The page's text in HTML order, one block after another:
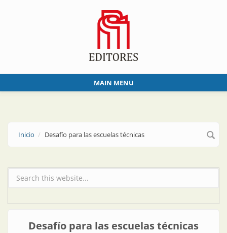
MAIN MENU
Inicio Desafío para las escuelas técnicas
Formulario de búsqueda
Desafío para las escuelas técnicas